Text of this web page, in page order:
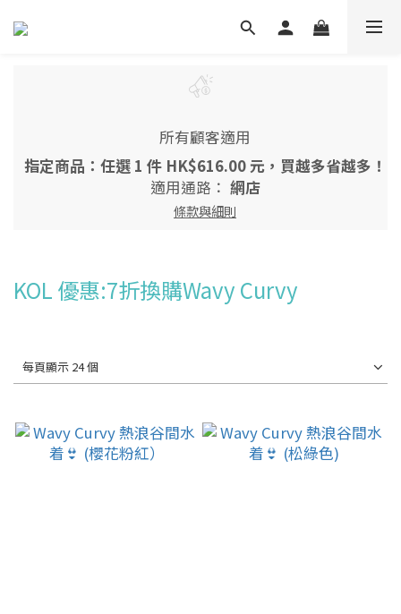
所有顧客適用
指定商品：任選 1 件 HK$616.00 元，買越多省越多！
適用通路： 網店
條款與細則
KOL 優惠:7折換購Wavy Curvy
每頁顯示 24 個